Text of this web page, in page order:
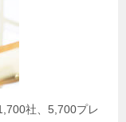
社、5,700プレ